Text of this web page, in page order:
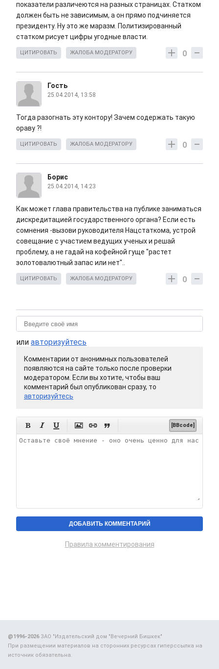
показатели различеются на разных страницах. Статком
должен быть не зависимым, а он прямо подчиняется
президенту. Ну это же маразм. Политизированный
статком рисует цифры угодные власти.
0
ЦИТИРОВАТЬ ЖАЛОБА МОДЕРАТОРУ
Гость
25.04.2014, 13:58
Тогда разогнать эту контору! Зачем содержать такую
ораву ?!
0
ЦИТИРОВАТЬ ЖАЛОБА МОДЕРАТОРУ
Борис
25.04.2014, 14:23
Как может глава правительства на публике заниматься
дискредитацией государственного органа? Если есть
сомнения -вызови руководителя Нацстаткома, устрой
совещание с участием ведущих ученых и решай
проблему, а не гадай на кофейной гуще "растет
золотовалютный запас или нет"..
0
ЦИТИРОВАТЬ ЖАЛОБА МОДЕРАТОРУ
или авторизуйтесь
Комментарии от анонимных пользователей
появляются на сайте только после проверки
модератором. Если вы хотите, чтобы ваш
комментарий был опубликован сразу, то
авторизуйтесь
      [BBcode]
Правила комментирования
@1996-2026ЗАО "Издательский дом "Вечерний Бишкек"
При размещении материалов на сторонних ресурсах гиперссылка на
источник обязательна.